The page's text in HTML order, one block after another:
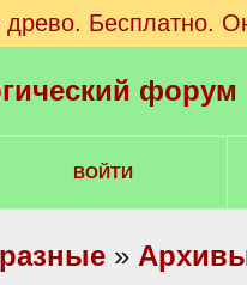
древо. Бесплатно.
ВОЙТИ
»